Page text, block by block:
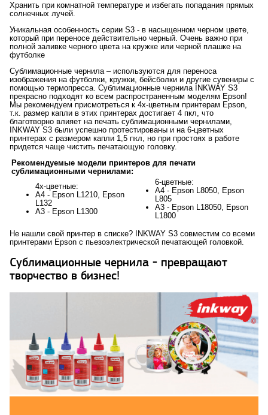
Хранить при комнатной температуре и избегать попадания прямых
солнечных лучей.
Уникальная особенность серии S3 - в насыщенном черном цвете,
который при переносе действительно черный. Очень важно при
полной заливке черного цвета на кружке или черной плашке на
футболке
Сублимационные чернила – используются для переноса
изображения на футболки, кружки, бейсболки и другие сувениры с
помощью термопресса. Сублимационные чернила INKWAY S3
прекрасно подходят ко всем распространенным моделям Epson!
Мы рекомендуем присмотреться к 4х-цветным принтерам Epson,
т.к. размер капли в этих принтерах достигает 4 пкл, что
благотворно влияет на печать сублимационными чернилами,
INKWAY S3 были успешно протестированы и на 6-цветных
принтерах с размером капли 1,5 пкл, но при простоях в работе
придется чаще чистить печатающую головку.
Рекомендуемые модели принтеров для печати
сублимационными чернилами:
4х-цветные:
А4 - Epson L1210, Epson
L132
А3 - Epson L1300
6-цветные:
А4 - Epson L8050, Epson
L805
А3 - Epson L18050, Epson
L1800
Не нашли свой принтер в списке? INKWAY S3 совместим со всеми
принтерами Epson c пьезоэлектрической печатающей головкой.
Сублимационные чернила - превращают
творчество в бизнес!